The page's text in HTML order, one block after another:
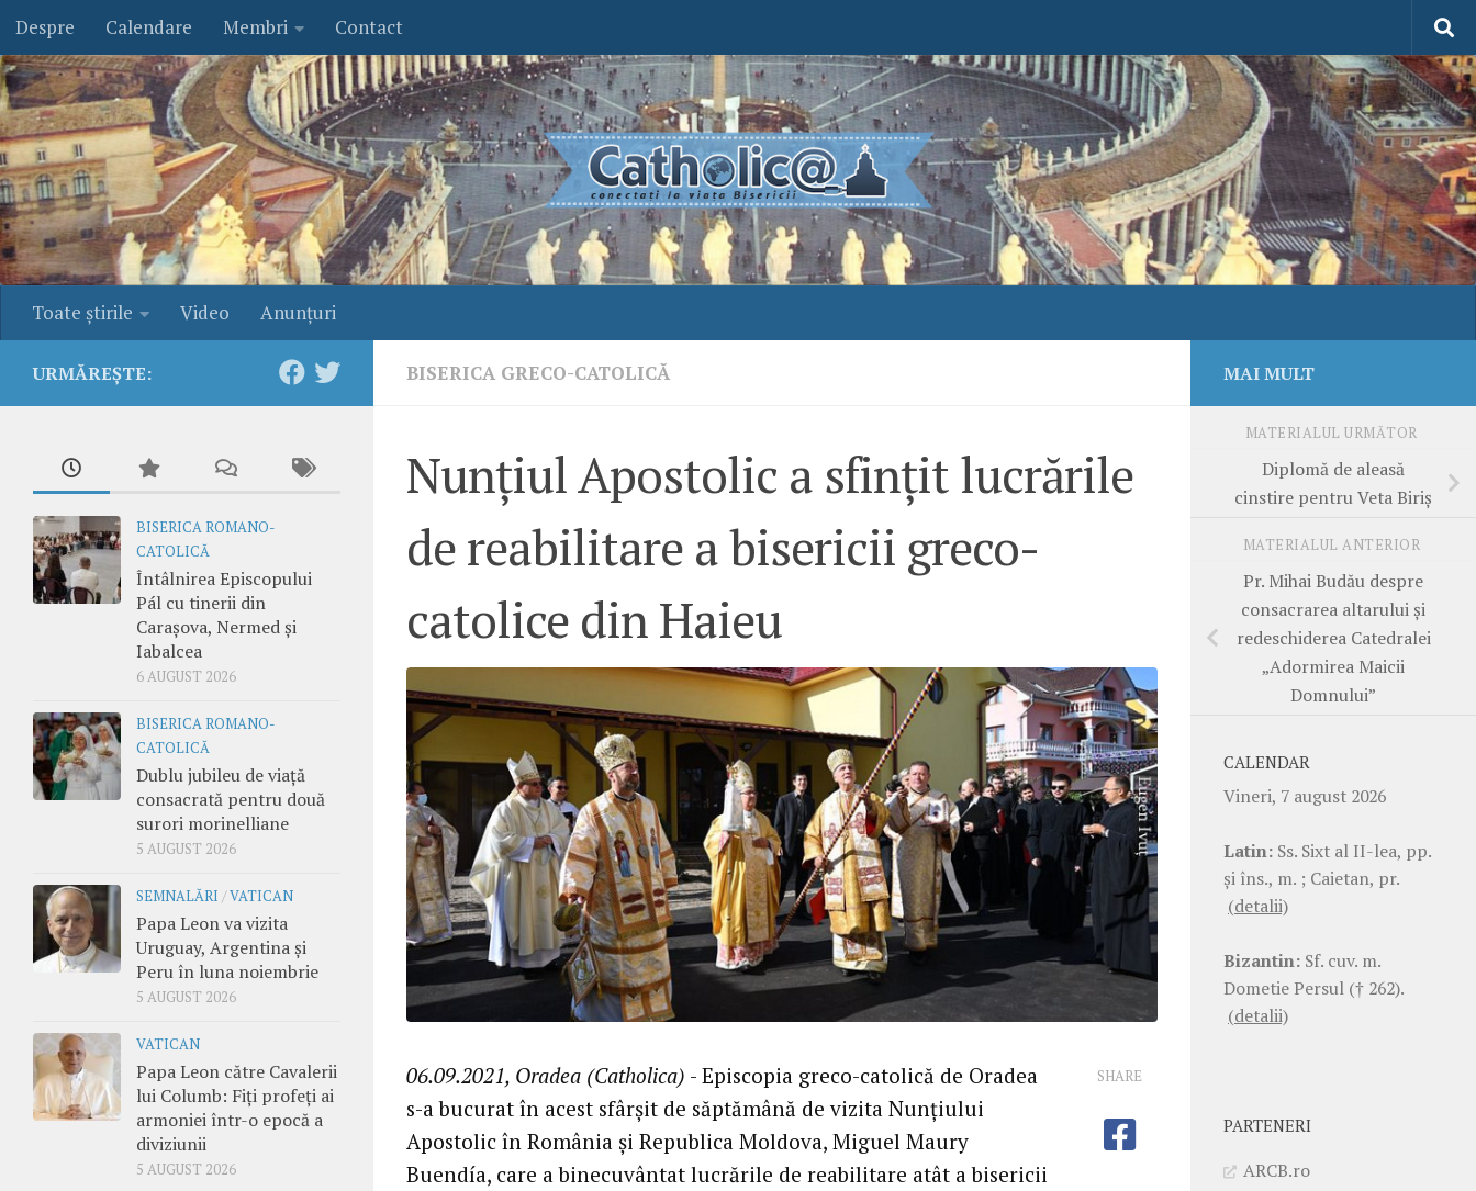
Skip to content
Despre Calendare Membri Contact
Toate ştirile Video Anunţuri
BISERICA GRECO-CATOLICĂ
Nunțiul Apostolic a sfințit lucrările
de reabilitare a bisericii greco-
catolice din Haieu
06.09.2021, Oradea (Catholica) - Episcopia greco-catolică de Oradea
s-a bucurat în acest sfârșit de săptămână de vizita Nunțiului
Apostolic în România și Republica Moldova, Miguel Maury
Buendía, care a binecuvântat lucrările de reabilitare atât a bisericii
SHARE
URMĂREȘTE:
BISERICA ROMANO-
CATOLICĂ
Întâlnirea Episcopului
Pál cu tinerii din
Carașova, Nermed și
Iabalcea
6 AUGUST 2026
BISERICA ROMANO-
CATOLICĂ
Dublu jubileu de viață
consacrată pentru două
surori morinelliane
5 AUGUST 2026
SEMNALĂRI /VATICAN
Papa Leon va vizita
Uruguay, Argentina și
Peru în luna noiembrie
5 AUGUST 2026
VATICAN
Papa Leon către Cavalerii
lui Columb: Fiți profeți ai
armoniei într-o epocă a
diviziunii
5 AUGUST 2026
MAI MULT
MATERIALUL URMĂTOR
Diplomă de aleasă
cinstire pentru Veta Biriș
MATERIALUL ANTERIOR
Pr. Mihai Budău despre
consacrarea altarului și
redeschiderea Catedralei
„Adormirea Maicii
Domnului”
CALENDAR
Vineri, 7 august 2026
Latin: Ss. Sixt al II-lea, pp.
şi îns., m. ; Caietan, pr.
(detalii)
Bizantin: Sf. cuv. m.
Dometie Persul († 262).
(detalii)
PARTENERI
ARCB.ro